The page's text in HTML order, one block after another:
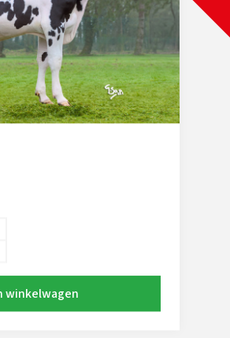
winkelwagen